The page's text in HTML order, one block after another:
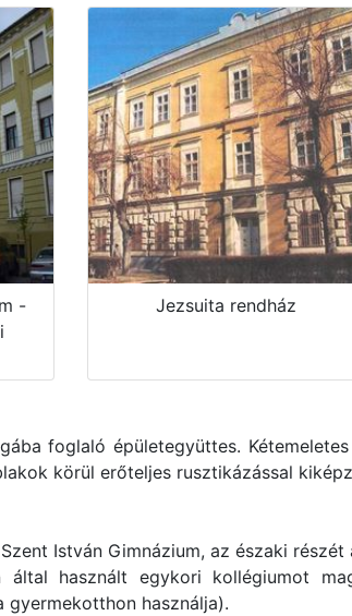
-
Jezsuita rendház
foglaló épületegyüttes.
körül erőteljes rusztikázással
István Gimnázium, az északi
használt egykori kollégiumot
használja).